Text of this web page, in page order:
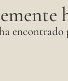
encontrado